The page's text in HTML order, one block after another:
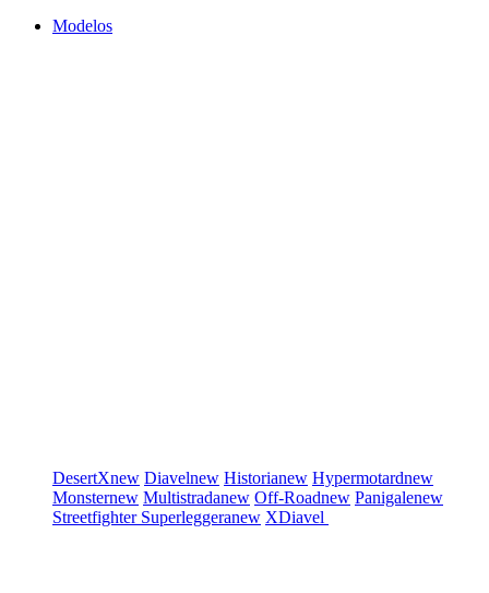
Modelos
DesertXnew Diavelnew Historianew Hypermotardnew
Monsternew Multistradanew Off-Roadnew Panigalenew
Streetfighter Superleggeranew XDiavel